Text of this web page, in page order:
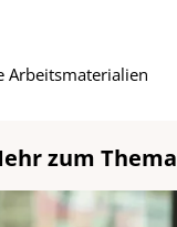
Arbeitsmaterialien
zum Thema